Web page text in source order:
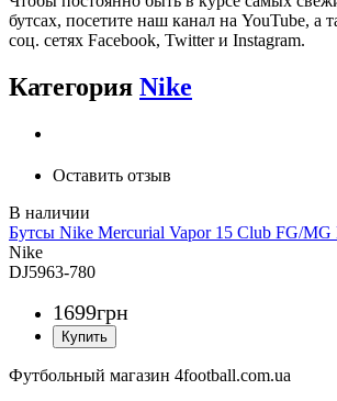
бутсах, посетите наш канал на YouTube, а
соц. сетях Facebook, Twitter и Instagram.
Категория Nike
Оставить отзыв
Бутсы Nike Mercurial Vapor 15 Club FG/MG
Nike
DJ5963-780
1699грн
Футбольный магазин 4football.com.ua